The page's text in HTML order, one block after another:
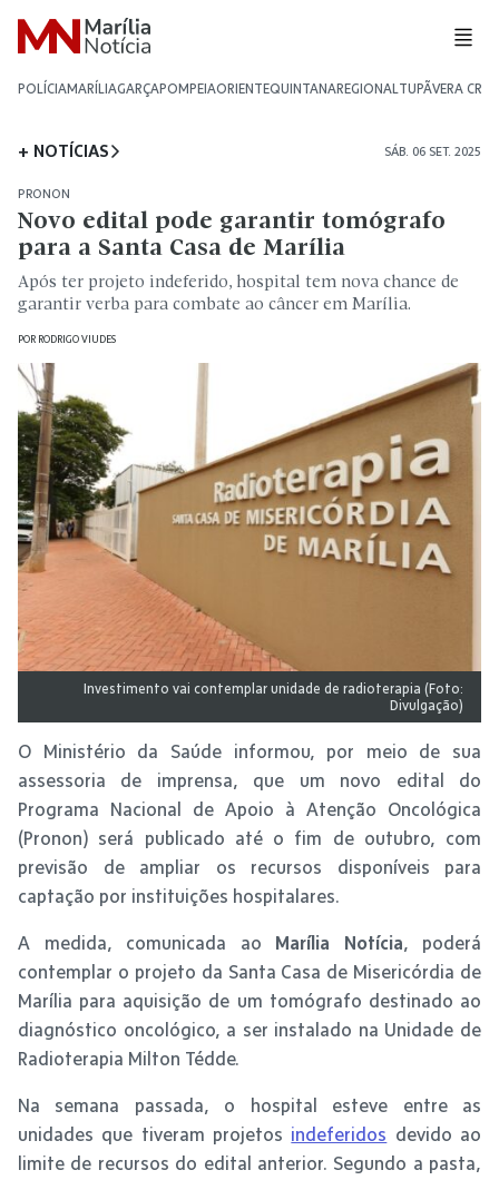
POLÍCIAMARÍLIAGARÇAPOMPEIAORIENTEQUINTANAREGIONALTUPÃVERA CRUZ
+ NOTÍCIAS SÁB. 06 SET. 2025
PRONON
Novo edital pode garantir tomógrafo
para a Santa Casa de Marília
Após ter projeto indeferido, hospital tem nova chance de
garantir verba para combate ao câncer em Marília.
POR RODRIGO VIUDES
Investimento vai contemplar unidade de radioterapia (Foto:
Divulgação)
O Ministério da Saúde informou, por meio de sua
assessoria de imprensa, que um novo edital do
Programa Nacional de Apoio à Atenção Oncológica
(Pronon) será publicado até o fim de outubro, com
previsão de ampliar os recursos disponíveis para
captação por instituições hospitalares.
A medida, comunicada ao Marília Notícia, poderá
contemplar o projeto da Santa Casa de Misericórdia de
Marília para aquisição de um tomógrafo destinado ao
diagnóstico oncológico, a ser instalado na Unidade de
Radioterapia Milton Tédde.
Na semana passada, o hospital esteve entre as
unidades que tiveram projetos indeferidos devido ao
limite de recursos do edital anterior. Segundo a pasta,